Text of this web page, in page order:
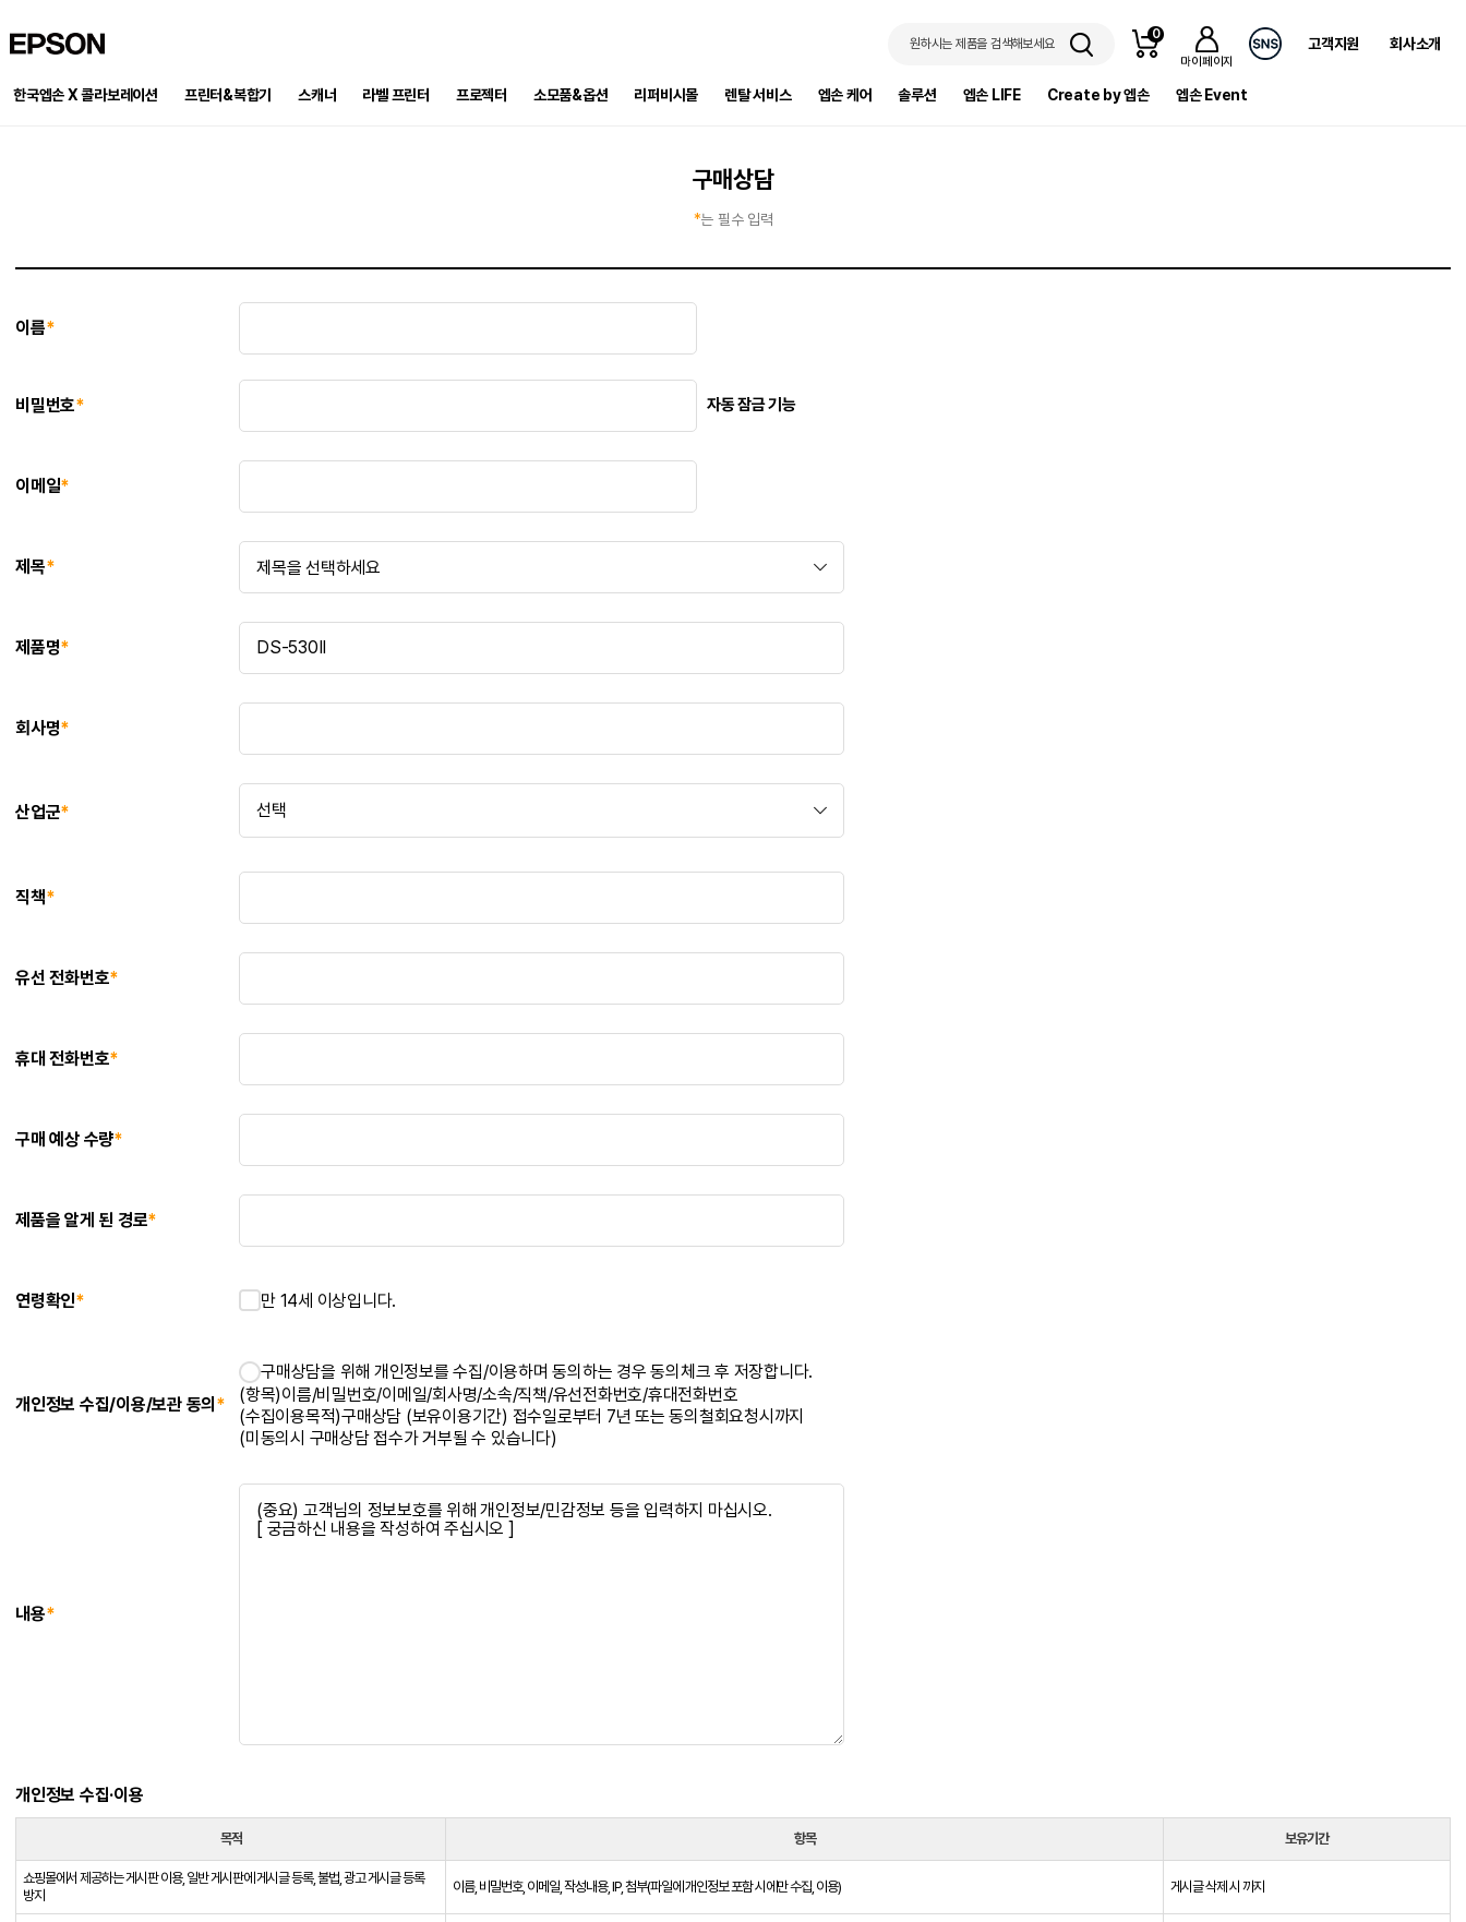
원하시는 제품을 검색해보세요
0
마이페이지
고객지원 회사소개
한국엡손 X 콜라보레이션 프린터&복합기 스캐너 라벨 프린터 프로젝터 소모품&옵션 리퍼비시몰 렌탈 서비스 엡손 케어 솔루션 엡손 LIFE Create by 엡손 엡손 Event
구매상담
*는 필수 입력
이름*
비밀번호* 자동 잠금 기능
이메일*
제목*
제품명*
회사명*
산업군*
직책*
유선 전화번호*
휴대 전화번호*
구매 예상 수량*
제품을 알게 된 경로*
연령확인* 만 14세 이상입니다.
개인정보 수집/이용/보관 동의 *
구매상담을 위해 개인정보를 수집/이용하며 동의하는 경우 동의체크 후 저장합니다.
(항목)이름/비밀번호/이메일/회사명/소속/직책/유선전화번호/휴대전화번호
(수집이용목적)구매상담 (보유이용기간) 접수일로부터 7년 또는 동의철회요청시까지
(미동의시 구매상담 접수가 거부될 수 있습니다)
내용*
개인정보 수집·이용
목적 항목 보유기간
쇼핑몰에서 제공하는 게시판 이용, 일반 게시판에 게시글 등록, 불법, 광고 게시글 등록
방지
이름, 비밀번호, 이메일, 작성내용, IP, 첨부(파일에 개인정보 포함 시에만 수집, 이용) 게시글 삭제 시 까지